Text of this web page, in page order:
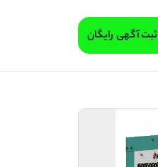
ثبت آگهی رایگان